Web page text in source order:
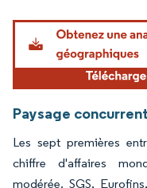
Image © Mordor Intelligence.
Paysage
Les sept premières
chiffre d'affaires
modérée. SGS,